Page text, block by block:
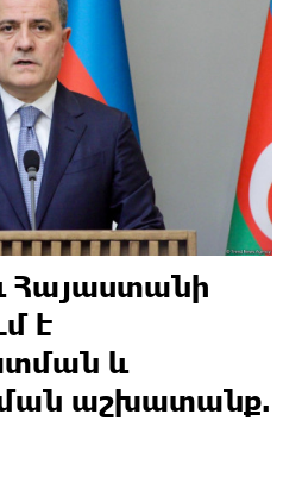
Հայաստանի
է
և
աշխատանք.